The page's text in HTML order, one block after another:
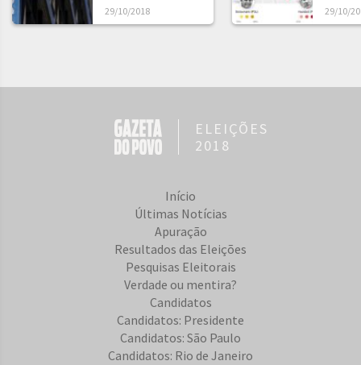
29/10/2018 29/10/
ELEIÇÕES
2018
Início
Últimas Notícias
Apuração
Resultados das Eleições
Pesquisas Eleitorais
Verdade ou mentira?
Candidatos
Candidatos: Presidente
Candidatos: São Paulo
Candidatos: Rio de Janeiro